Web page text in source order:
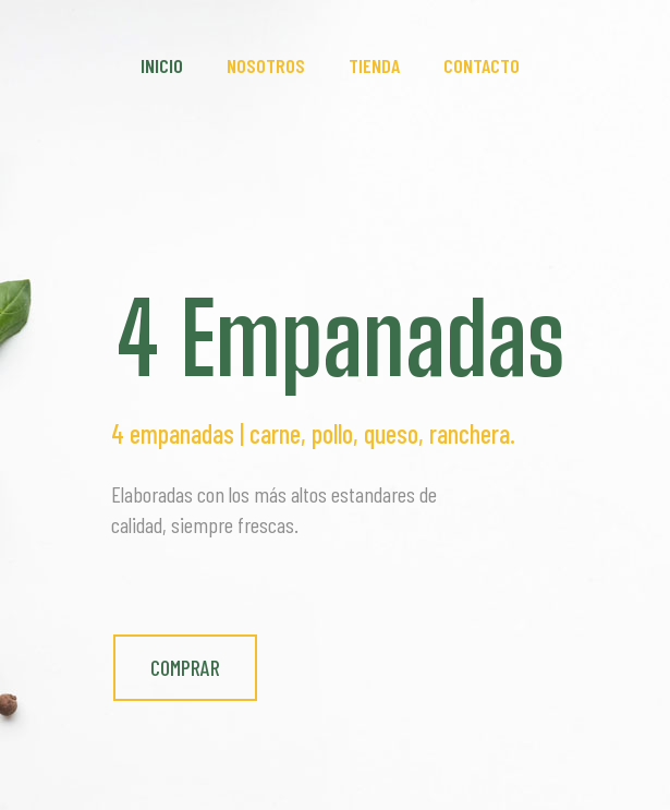
INICIO NOSOTROS TIENDA CONTACTO
4 empanadas | carne, pollo, queso, ranchera.
4 Empanadas
Elaboradas con los más altos estandares de
calidad, siempre frescas.
COMPRAR